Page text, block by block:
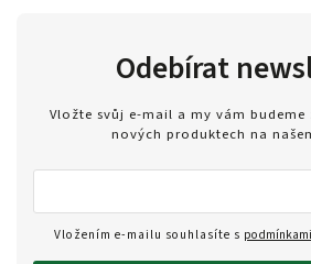
Odebírat
Vložte svůj e-mail a my vám
nových produktech na
Vložením e-mailu souhlasíte s